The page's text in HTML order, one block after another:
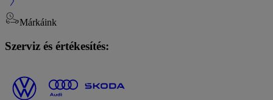
Márkáink
Szerviz és értékesítés: